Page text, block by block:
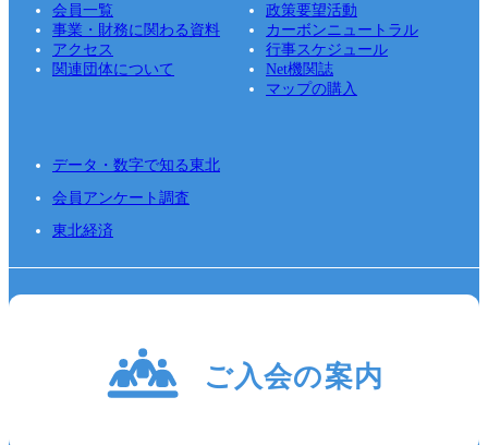
会員一覧
政策要望活動
事業・財務に関わる資料
カーボンニュートラル
アクセス
行事スケジュール
関連団体について
Net機関誌
マップの購入
データ・数字で知る東北
会員アンケート調査
東北経済